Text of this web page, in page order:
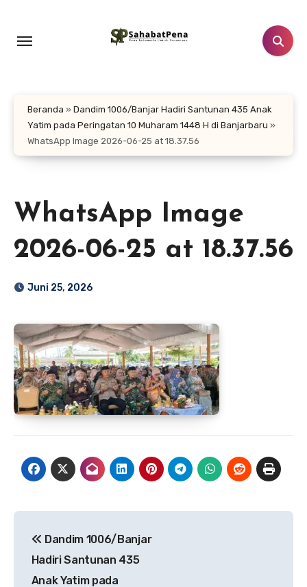
konten
Beranda » Dandim 1006/Banjar Hadiri Santunan 435 Anak
Yatim pada Peringatan 10 Muharam 1448 H di Banjarbaru »
WhatsApp Image 2026-06-25 at 18.37.56
WhatsApp Image
2026-06-25 at 18.37.56
Juni 25, 2026
pos
Dandim 1006/Banjar
Hadiri Santunan 435
Anak Yatim pada